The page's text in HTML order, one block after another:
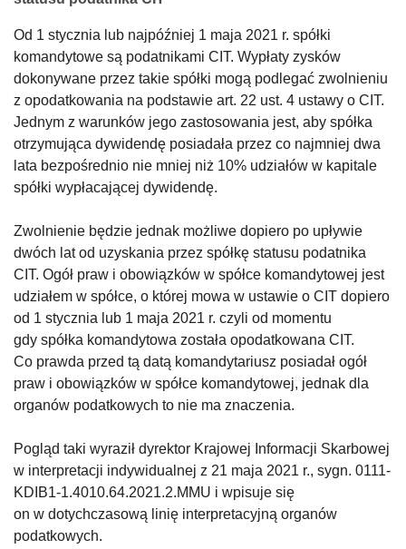
Od 1 stycznia lub najpóźniej 1 maja 2021 r. spółki
komandytowe są podatnikami CIT. Wypłaty zysków
dokonywane przez takie spółki mogą podlegać zwolnieniu
z opodatkowania na podstawie art. 22 ust. 4 ustawy o CIT.
Jednym z warunków jego zastosowania jest, aby spółka
otrzymująca dywidendę posiadała przez co najmniej dwa
lata bezpośrednio nie mniej niż 10% udziałów w kapitale
spółki wypłacającej dywidendę.
Zwolnienie będzie jednak możliwe dopiero po upływie
dwóch lat od uzyskania przez spółkę statusu podatnika
CIT. Ogół praw i obowiązków w spółce komandytowej jest
udziałem w spółce, o której mowa w ustawie o CIT dopiero
od 1 stycznia lub 1 maja 2021 r. czyli od momentu
gdy spółka komandytowa została opodatkowana CIT.
Co prawda przed tą datą komandytariusz posiadał ogół
praw i obowiązków w spółce komandytowej, jednak dla
organów podatkowych to nie ma znaczenia.
Pogląd taki wyraził dyrektor Krajowej Informacji Skarbowej
w interpretacji indywidualnej z 21 maja 2021 r., sygn. 0111-
KDIB1-1.4010.64.2021.2.MMU i wpisuje się
on w dotychczasową linię interpretacyjną organów
podatkowych.